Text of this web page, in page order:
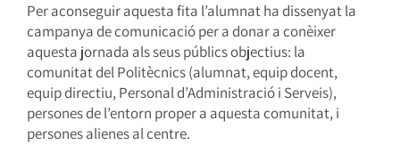
Per aconseguir aquesta fita l’alumnat ha dissenyat la
campanya de comunicació per a donar a conèixer
aquesta jornada als seus públics objectius: la
comunitat del Politècnics (alumnat, equip docent,
equip directiu, Personal d’Administració i Serveis),
persones de l’entorn proper a aquesta comunitat, i
persones alienes al centre.